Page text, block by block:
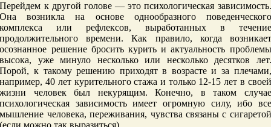
Перейдем к другой голове — это психологическая зависимость.
Она возникла на основе однообразного поведенческого
комплекса или рефлексов, выработанных в течение
продолжительного времени. Как правило, когда возникает
осознанное решение бросить курить и актуальность проблемы
высока, уже минуло несколько или несколько десятков лет.
Порой, к такому решению приходят в возрасте и за плечами,
например, 40 лет курительного стажа и только 12-15 лет в своей
жизни человек был некурящим. Конечно, в таком случае
психологическая зависимость имеет огромную силу, ибо все
мышление человека, переживания, чувства связаны с сигаретой